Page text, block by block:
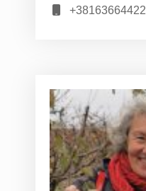
+38163664422